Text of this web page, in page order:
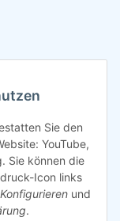
Sie den
YouTube,
Sie können die
Icon links
Konfigurierenund
.